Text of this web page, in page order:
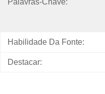
Palavras-Chave:
Habilidade Da Fonte:
Destacar: